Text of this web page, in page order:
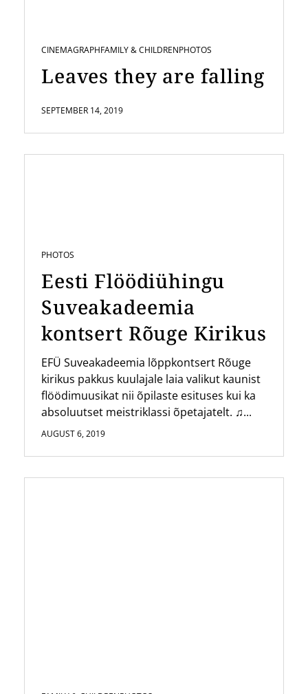
CINEMAGRAPHFAMILY & CHILDRENPHOTOS
Leaves they are falling
SEPTEMBER 14, 2019
PHOTOS
Eesti Flöödiühingu
Suveakadeemia
kontsert Rõuge Kirikus
EFÜ Suveakadeemia lõppkontsert Rõuge
kirikus pakkus kuulajale laia valikut kaunist
flöödimuusikat nii õpilaste esituses kui ka
absoluutset meistriklassi õpetajatelt. ♫...
AUGUST 6, 2019